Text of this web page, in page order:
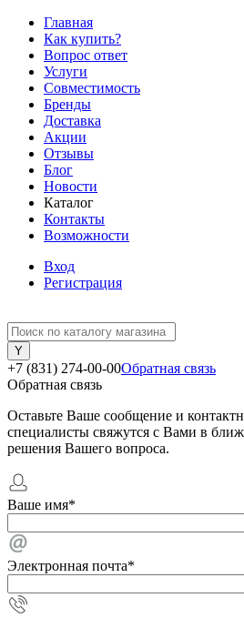
Главная
Как купить?
Вопрос ответ
Услуги
Совместимость
Бренды
Доставка
Акции
Отзывы
Блог
Новости
Каталог
Контакты
Возможности
Вход
Регистрация
+7 (831) 274-00-00Обратная связь
Обратная связь
Оставьте Ваше сообщение и
специалисты свяжутся с Вами в
решения Вашего вопроса.
Ваше имя*
Электронная почта*